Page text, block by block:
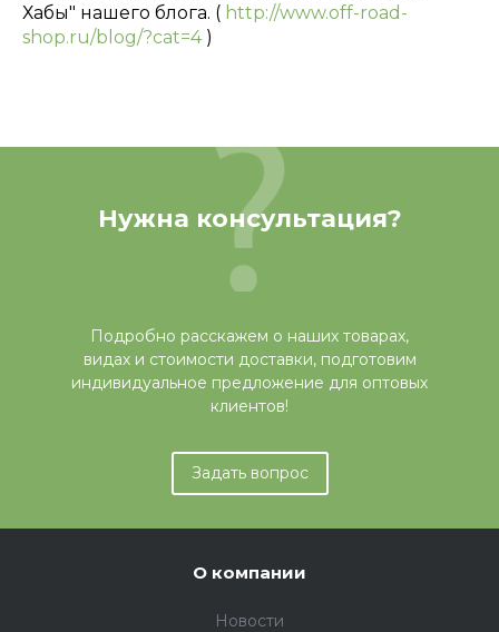
Хабы" нашего блога. ( http://www.off-road-
shop.ru/blog/?cat=4)
Нужна консультация?
Подробно расскажем о наших товарах,
видах и стоимости доставки, подготовим
индивидуальное предложение для оптовых
клиентов!
Задать вопрос
О компании
Новости